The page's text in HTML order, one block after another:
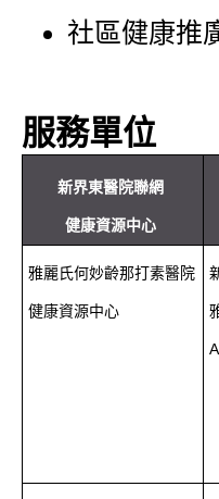
社區健康推
服務單位
新界東醫院聯網
健康資源中心
雅麗氏何妙齡那打素醫院
健康資源中心